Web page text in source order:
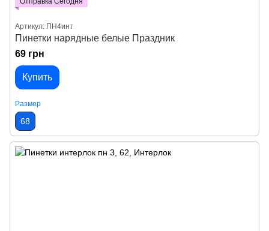
Артикул: ПН4инт
Пинетки нарядные белые Праздник
69 грн
Купить
Размер
68